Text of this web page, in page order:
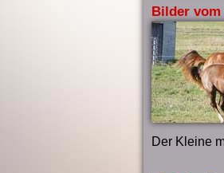
Bilder vom
Der Kleine